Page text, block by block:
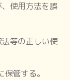
使用方法を誤
等の正しい使
管する。